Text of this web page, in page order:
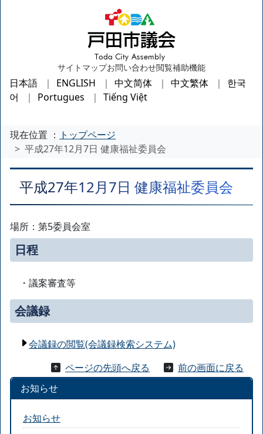
サイトマップお問い合わせ閲覧補助機能
日本語 ENGLISH 中文简体 中文繁体
한국
어
Portugues Tiếng Việt
現在位置 ： トップページ
平成27年12月7日 健康福祉委員会
平成27年12月7日 健康福祉委員会
場所：第5委員会室
日程
・議案審査等
会議録
会議録の閲覧(会議録検索システム)
ページの先頭へ戻る
前の画面に戻る
お知らせ
お知らせ